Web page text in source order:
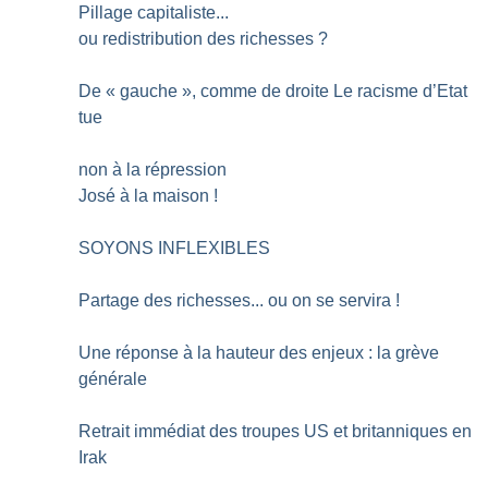
Pillage capitaliste...
ou redistribution des richesses ?
De « gauche », comme de droite Le racisme d’Etat
tue
non à la répression
José à la maison !
SOYONS INFLEXIBLES
Partage des richesses... ou on se servira !
Une réponse à la hauteur des enjeux : la grève
générale
Retrait immédiat des troupes US et britanniques en
Irak